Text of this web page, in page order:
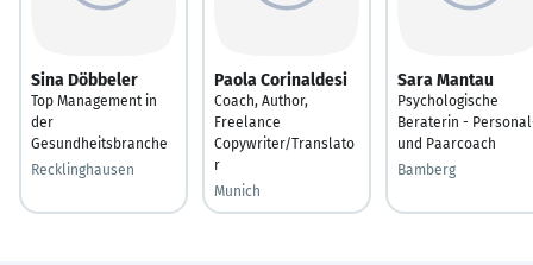
Sina Döbbeler
Top Management in
der
Gesundheitsbranche
Recklinghausen
Paola Corinaldesi
Coach, Author,
Freelance
Copywriter/Translato
r
Munich
Sara Mantau
Psychologische
Beraterin -
und Paarcoach
Bamberg